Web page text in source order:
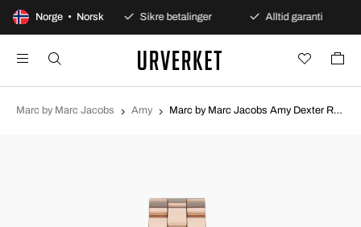
Norge • Norsk
åpent kjøp Sikre betalinger Alltid garanti
Marc by Marc Jacobs Amy Marc by Marc Jacobs Amy Dexter Rosegullfarget/Rose-gulltonet stål Ø28 mm MBM3219